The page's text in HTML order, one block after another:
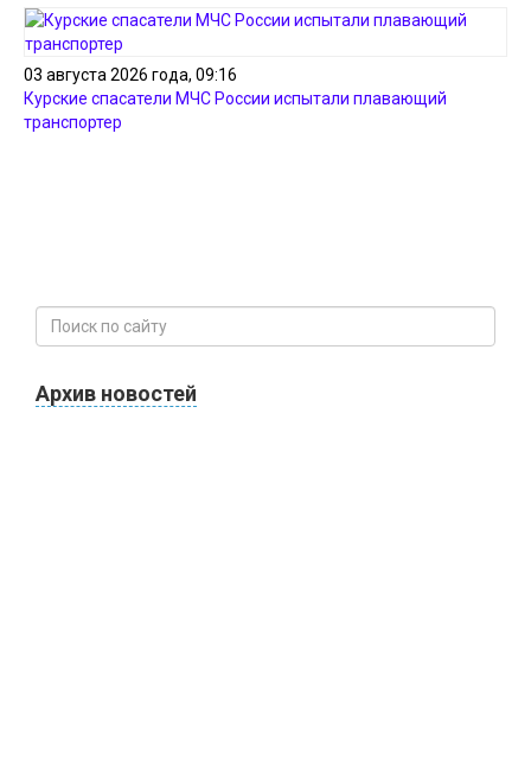
03 августа 2026 года, 09:16
Курские спасатели МЧС России испытали плавающий
транспортер
Архив новостей